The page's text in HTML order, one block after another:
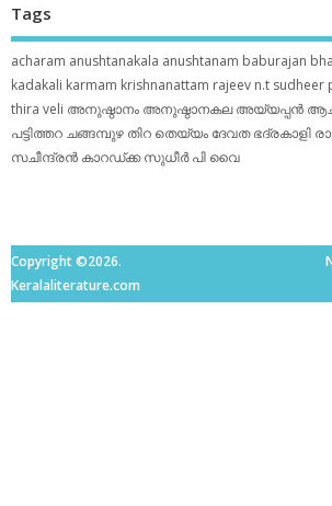
Tags
acharam anushtanakala anushtanam baburajan
kadakali karmam krishnanattam rajeev n.t sudheer
thira veli അനുഷ്ഠാനം അനുഷ്ഠാനകല അയ്യപ്പന്‍
പട്ടിത്തറ ചങ്ങമ്പുഴ തിറ തെയ്യം ദേവത ഭദ്രകാളി
സചീന്ദ്രന്‍ കാറഡ്ക്ക സുധീര്‍ പി വൈ
Copyright ©2026.
Keralaliterature.com